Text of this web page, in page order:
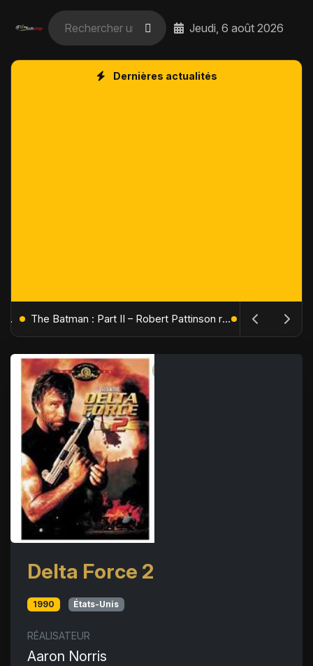
Jeudi, 6 août 2026
Dernières actualités
L'Âge de Glace : Le Réveil du Volcan – Manny, Sid et Diego de retour pour une aventure explosive The Batman : Part II – Robert Pattinson replonge dans les ténèbres de Gotham dès octobre 2027
Delta Force 2
1990 États-Unis
RÉALISATEUR
Aaron Norris